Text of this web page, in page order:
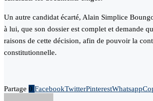
Un autre candidat écarté, Alain Simplice
à lui, que son dossier est complet et demande
raisons de cette décision, afin de pouvoir la
constitutionnelle.
Partage 0 FacebookTwitterPinterestWhatsapp